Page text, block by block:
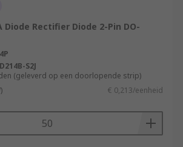
Diode Rectifier Diode 2-Pin DO-
S2J
(geleverd op een doorlopende strip)
€ 0,213/eenheid